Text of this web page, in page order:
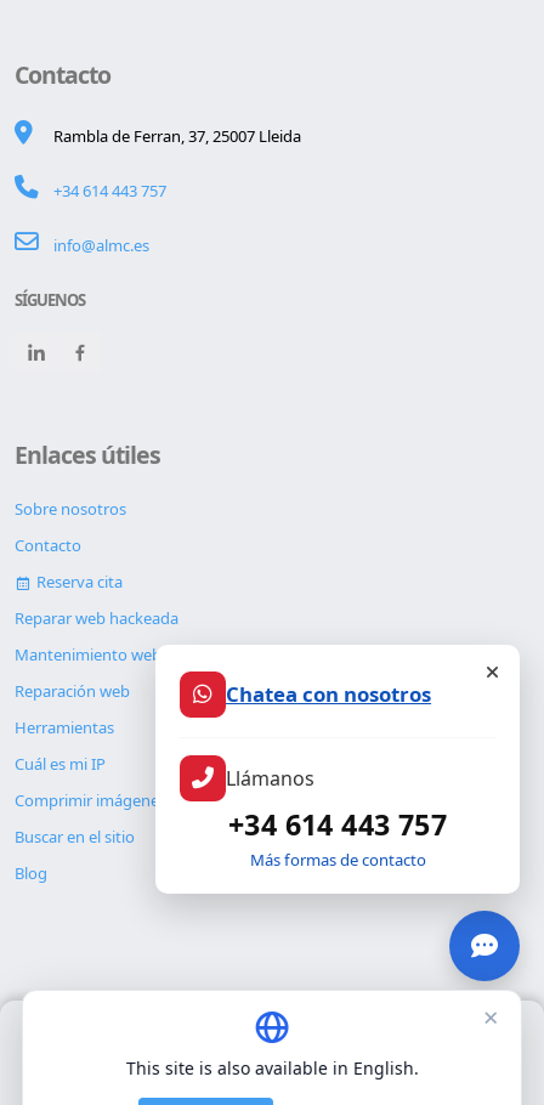
Contacto
Rambla de Ferran, 37, 25007 Lleida
+34 614 443 757
info@almc.es
SÍGUENOS
Enlaces útiles
Sobre nosotros
Contacto
Reserva cita
Reparar web hackeada
Mantenimiento web
Reparación web
Herramientas
Cuál es mi IP
Comprimir imágenes
Buscar en el sitio
Blog
© Copyright 2026. ALMC SECURITY S.L.U.
Usamos únicamente cookies propias para el funcionamiento
Chatea con nosotros
Llámanos
+34 614 443 757
Más formas de contacto
×
This site is also available in English.